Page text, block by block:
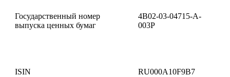
Государственный номер
выпуска ценных бумаг
4B02-03-04715-A-
003P
ISIN RU000A10F9B7